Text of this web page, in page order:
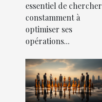
essentiel de chercher
constamment à
optimiser ses
opérations...